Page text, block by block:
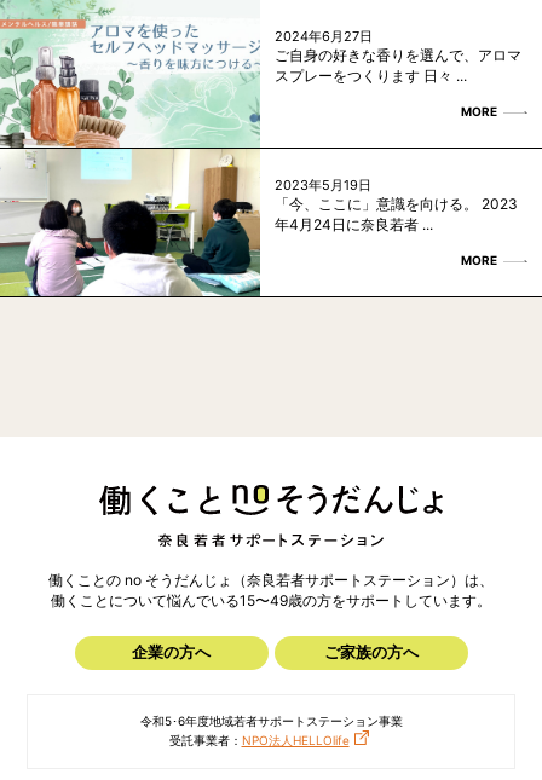
2024年6月27日
ご自身の好きな香りを選んで、アロマ
スプレーをつくります 日々 ...
MORE
2023年5月19日
「今、ここに」意識を向ける。 2023
年4月24日に奈良若者 ...
MORE
働くことの no そうだんじょ（奈良若者サポートステーション）は、
働くことについて悩んでいる15〜49歳の方をサポートしています。
企業の方へ ご家族の方へ
令和5･6年度地域若者サポートステーション事業
受託事業者： NPO法人HELLOlife